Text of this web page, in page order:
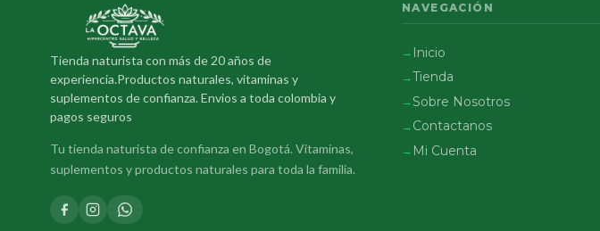
Tienda naturista con más de 20 años de
experiencia.Productos naturales, vitaminas y
suplementos de confianza. Envios a toda colombia y
pagos seguros
Tu tienda naturista de confianza en Bogotá. Vitaminas,
suplementos y productos naturales para toda la familia.
NAVEGACIÓN
Inicio
Tienda
Sobre Nosotros
Contactanos
Mi Cuenta